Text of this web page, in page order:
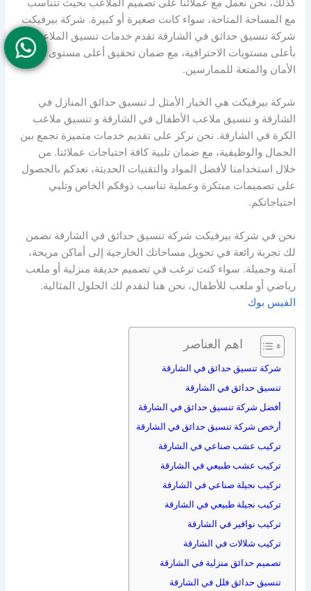
كذلك، نحن نعمل مع عملائنا على تصميم الملاعب بحيث تتناسب
مع المساحة المتاحة، سواء كانت صغيرة أو كبيرة. شركة بيرفيكت
شركة تنسيق حدائق في الشارقة تقدم خدمات تنسيق الملاعب
بأعلى مستويات الاحترافية، مع ضمان تحقيق أعلى مستوى من
الأمان والمتعة للممارسين.
شركة بيرفيكت هي الخيار الأمثل لـ تنسيق حدائق المنازل في
الشارقة و تنسيق ملاعب الأطفال في الشارقة و تنسيق ملاعب
الكرة في الشارقة. نحن نركز على تقديم خدمات متميزة تجمع بين
الجمال والوظيفية، مع ضمان تلبية كافة احتياجات عملائنا. من
خلال استخدامنا لأفضل المواد والتقنيات الحديثة، نعدكم بالحصول
على تصميمات مبتكرة وعملية تناسب ذوقكم الخاص وتلبي
احتياجاتكم.
نحن في شركة بيرفيكت شركة تنسيق حدائق في الشارقة نضمن
لك تجربة رائعة في تحويل مساحاتك الخارجية إلى أماكن مريحة،
آمنة وجميلة. سواء كنت ترغب في تصميم حديقة منزلية أو ملعب
رياضي أو ملعب للأطفال، نحن هنا لنقدم لك الحلول المثالية.
الفيس بوك
اهم العناصر
شركة تنسيق حدائق في الشارقة
تنسيق حدائق في الشارقة
أفضل شركة تنسيق حدائق في الشارقة
أرخص شركة تنسيق حدائق في الشارقة
تركيب عشب صناعي في الشارقة
تركيب عشب طبيعي في الشارقة
تركيب نجيلة صناعي في الشارقة
تركيب نجيلة طبيعي في الشارقة
تركيب نوافير في الشارقة
تركيب شلالات في الشارقة
تصميم حدائق منزلية في الشارقة
تنسيق حدائق فلل في الشارقة